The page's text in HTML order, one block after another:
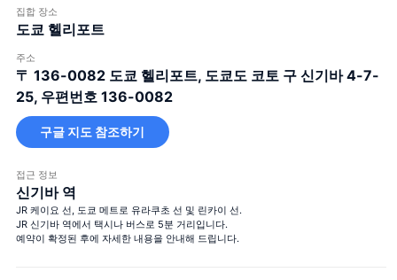
100 송이의 장미 꽃다발
집합 장소
도쿄 헬리포트
주소
〒 136-0082 도쿄 헬리포트, 도쿄도 코토 구 신기바 4-7-
25, 우편번호 136-0082
구글 지도 참조하기
접근 정보
신기바 역
JR 케이요 선, 도쿄 메트로 유라쿠초 선 및 린카이 선.
JR 신기바 역에서 택시나 버스로 5분 거리입니다.
예약이 확정된 후에 자세한 내용을 안내해 드립니다.